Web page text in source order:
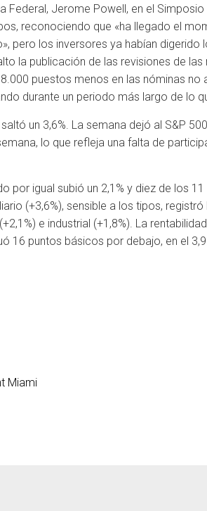
Federal, Jerome Powell, en el
reconociendo que «ha llegado el
pero los inversores ya habían digerido
la publicación de las revisiones de las
puestos menos en las nóminas no
durante un periodo más largo de lo
un 3,6%. La semana dejó al S&P
lo que refleja una falta de
por igual subió un 2,1% y diez de los
(+3,6%), sensible a los tipos,
e industrial (+1,8%). La
16 puntos básicos por debajo, en el
Miami